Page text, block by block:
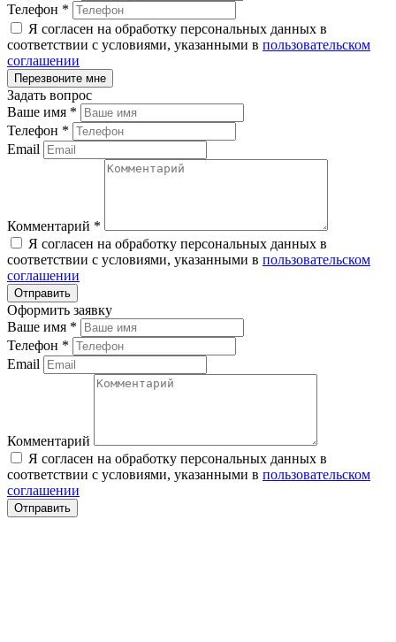
Телефон *
Я согласен на обработку персональных данных в
соответствии с условиями, указанными в пользовательском
соглашении
Задать вопрос
Ваше имя *
Телефон *
Email
Комментарий *
Я согласен на обработку персональных данных в
соответствии с условиями, указанными в пользовательском
соглашении
Оформить заявку
Ваше имя *
Телефон *
Email
Комментарий
Я согласен на обработку персональных данных в
соответствии с условиями, указанными в пользовательском
соглашении